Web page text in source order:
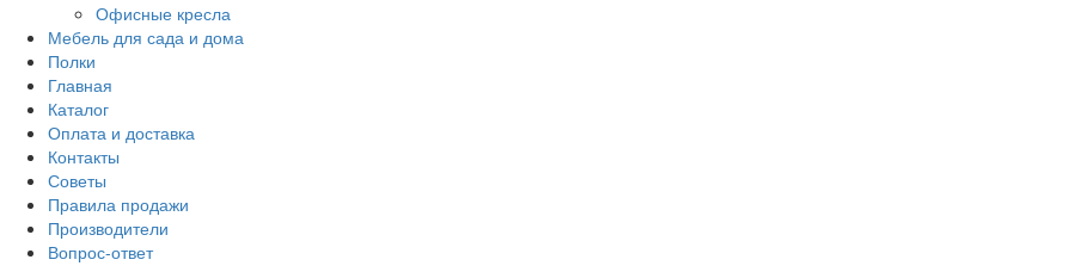
Офисные кресла
Мебель для сада и дома
Полки
Главная
Каталог
Оплата и доставка
Контакты
Советы
Правила продажи
Производители
Вопрос-ответ